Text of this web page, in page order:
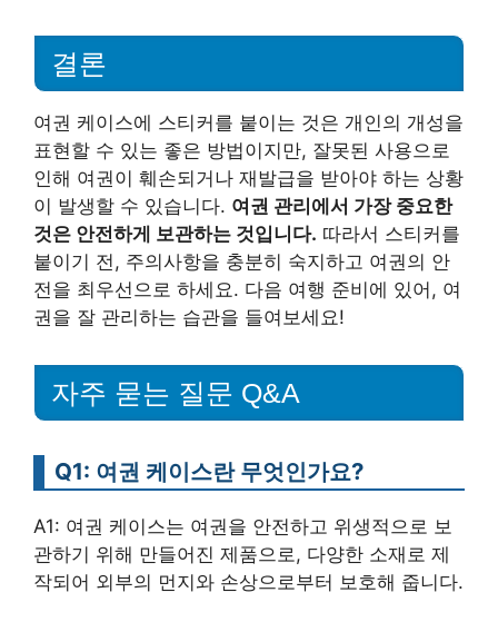
결론
여권 케이스에 스티커를 붙이는 것은 개인의 개성을
표현할 수 있는 좋은 방법이지만, 잘못된 사용으로
인해 여권이 훼손되거나 재발급을 받아야 하는 상황
이 발생할 수 있습니다. 여권 관리에서 가장 중요한
것은 안전하게 보관하는 것입니다. 따라서 스티커를
붙이기 전, 주의사항을 충분히 숙지하고 여권의 안
전을 최우선으로 하세요. 다음 여행 준비에 있어, 여
권을 잘 관리하는 습관을 들여보세요!
자주 묻는 질문 Q&A
Q1: 여권 케이스란 무엇인가요?
A1: 여권 케이스는 여권을 안전하고 위생적으로 보
관하기 위해 만들어진 제품으로, 다양한 소재로 제
작되어 외부의 먼지와 손상으로부터 보호해 줍니다.